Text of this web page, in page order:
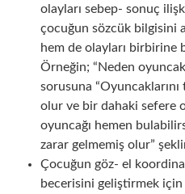
olayları sebep- sonuç
çocuğun sözcük bilgisini
hem de olayları birbirine
Örneğin; “Neden
sorusuna
olur ve bir dahaki sefere
oyuncağı hemen
zarar gelmemiş olur”
Çocuğun göz- el
becerisini geliştirmek